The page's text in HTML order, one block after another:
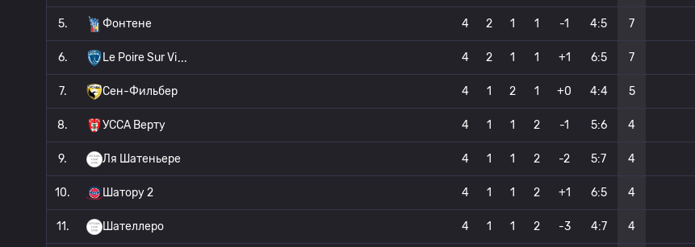
5. Фонтене 4 2 1 1 -1 4:5 7
6. Le Poire Sur Vi 4 2 1 1 +1 6:5 7
7. Сен-Фильбер 4 1 2 1 +0 4:4 5
8. УССА Верту 4 1 1 2 -1 5:6 4
9. Ля Шатеньере 4 1 1 2 -2 5:7 4
10. Шатору 2 4 1 1 2 +1 6:5 4
11. Шателлеро 4 1 1 2 -3 4:7 4